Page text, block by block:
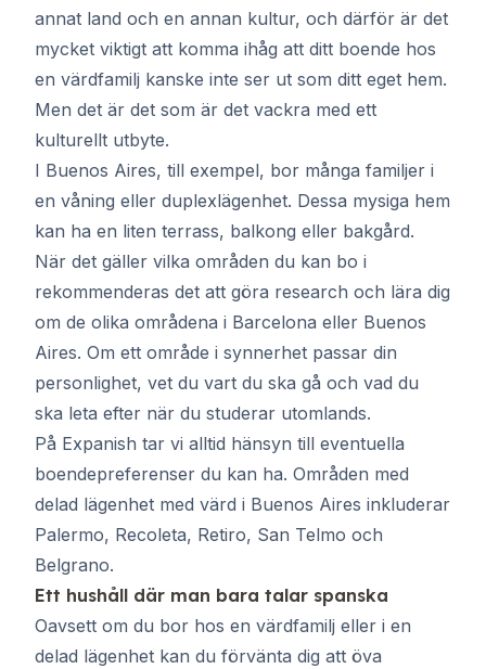
annat land och en annan kultur, och därför är det
mycket viktigt att komma ihåg att ditt boende hos
en värdfamilj kanske inte ser ut som ditt eget hem.
Men det är det som är det vackra med ett
kulturellt utbyte.
I Buenos Aires, till exempel, bor många familjer i
en våning eller duplexlägenhet. Dessa mysiga hem
kan ha en liten terrass, balkong eller bakgård.
När det gäller vilka områden du kan bo i
rekommenderas det att göra research och lära dig
om de olika områdena i Barcelona eller Buenos
Aires. Om ett område i synnerhet passar din
personlighet, vet du vart du ska gå och vad du
ska leta efter när du studerar utomlands.
På Expanish tar vi alltid hänsyn till eventuella
boendepreferenser du kan ha. Områden med
delad lägenhet med värd i Buenos Aires inkluderar
Palermo, Recoleta, Retiro, San Telmo och
Belgrano.
Ett hushåll där man bara talar spanska
Oavsett om du bor hos en värdfamilj eller i en
delad lägenhet kan du förvänta dig att öva